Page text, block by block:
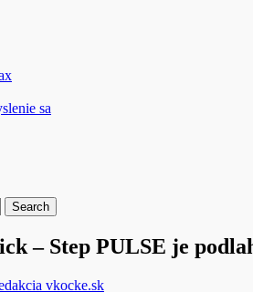
sa
– Step PULSE je
vkocke.sk